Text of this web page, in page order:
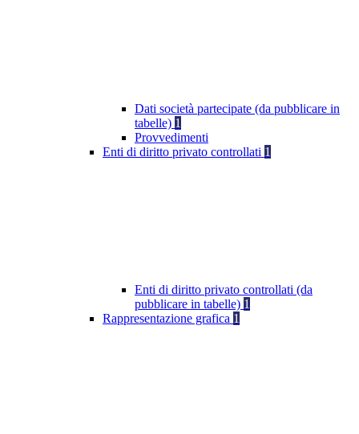
Dati società partecipate (da pubblicare in
tabelle) 1
Provvedimenti
Enti di diritto privato controllati 1
Enti di diritto privato controllati (da
pubblicare in tabelle) 1
Rappresentazione grafica 1